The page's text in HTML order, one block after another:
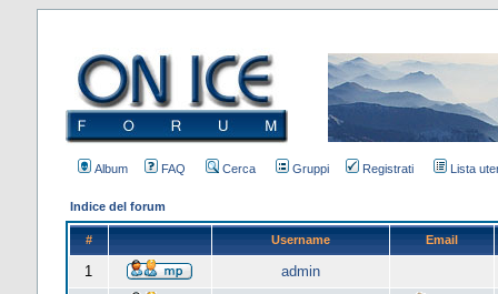
Album FAQ Cerca Gruppi Registrati Lista
Indice del forum
# Username Email
1
admin